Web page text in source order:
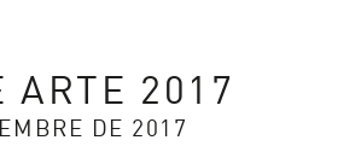
ARTE 2017
DE 2017